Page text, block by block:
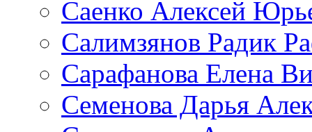
Саенко Алексей
Салимзянов Радик
Сарафанова Елена
Семенова Дарья